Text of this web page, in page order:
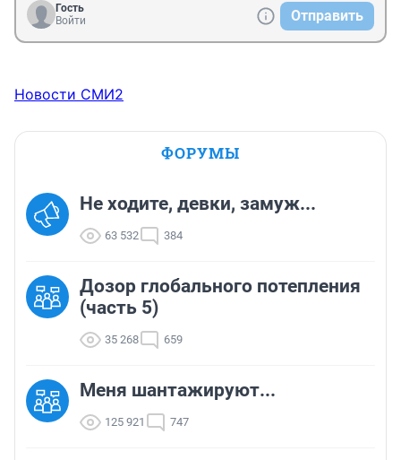
Гость
Войти
Отправить
Новости СМИ2
ФОРУМЫ
Не ходите, девки, замуж...
63 532 384
Дозор глобального потепления
(часть 5)
35 268 659
Меня шантажируют...
125 921 747